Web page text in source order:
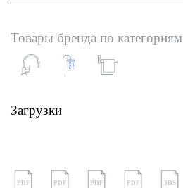
Товары бренда по категориям
Загрузки
PDF PDF PDF PDF 3DS